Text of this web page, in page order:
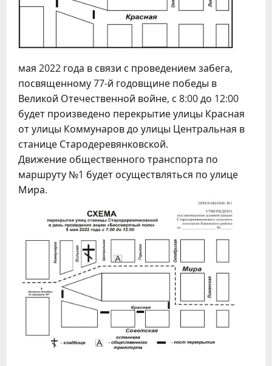
мая 2022 года в связи с проведением забега,
посвященному 77-й годовщине победы в
Великой Отечественной войне, с 8:00 до 12:00
будет произведено перекрытие улицы Красная
от улицы Коммунаров до улицы Центральная в
станице Стародеревянковской.
Движение общественного транспорта по
маршруту №1 будет осуществляться по улице
Мира.